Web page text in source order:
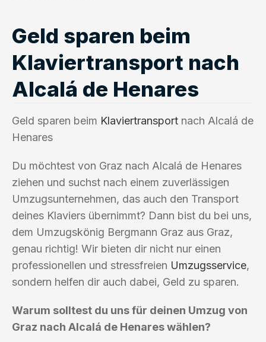
Geld sparen beim
Klaviertransport nach
Alcalá de Henares
Geld sparen beim Klaviertransport nach Alcalá de
Henares
Du möchtest von Graz nach Alcalá de Henares
ziehen und suchst nach einem zuverlässigen
Umzugsunternehmen, das auch den Transport
deines Klaviers übernimmt? Dann bist du bei uns,
dem Umzugskönig Bergmann Graz aus Graz,
genau richtig! Wir bieten dir nicht nur einen
professionellen und stressfreien Umzugsservice,
sondern helfen dir auch dabei, Geld zu sparen.
Warum solltest du uns für deinen Umzug von
Graz nach Alcalá de Henares wählen?